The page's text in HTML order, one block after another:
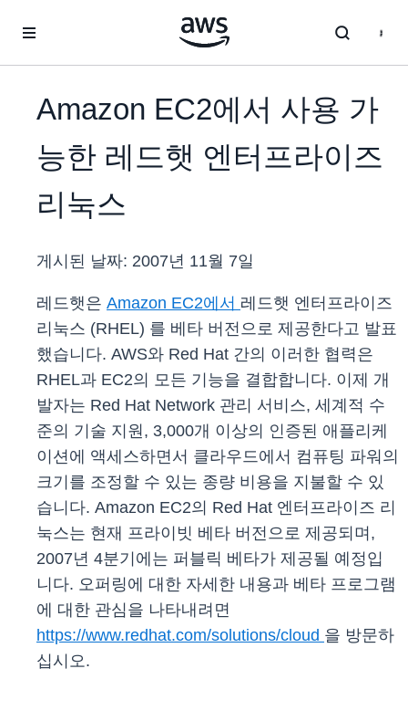
Amazon EC2에서 사용 가
능한 레드햇 엔터프라이즈
리눅스
게시된 날짜: 2007년 11월 7일
레드햇은 Amazon EC2에서 레드햇 엔터프라이즈
리눅스 (RHEL) 를 베타 버전으로 제공한다고 발표
했습니다. AWS와 Red Hat 간의 이러한 협력은
RHEL과 EC2의 모든 기능을 결합합니다. 이제 개
발자는 Red Hat Network 관리 서비스, 세계적 수
준의 기술 지원, 3,000개 이상의 인증된 애플리케
이션에 액세스하면서 클라우드에서 컴퓨팅 파워의
크기를 조정할 수 있는 종량 비용을 지불할 수 있
습니다. Amazon EC2의 Red Hat 엔터프라이즈 리
눅스는 현재 프라이빗 베타 버전으로 제공되며,
2007년 4분기에는 퍼블릭 베타가 제공될 예정입
니다. 오퍼링에 대한 자세한 내용과 베타 프로그램
에 대한 관심을 나타내려면
https://www.redhat.com/solutions/cloud 을 방문하
십시오.